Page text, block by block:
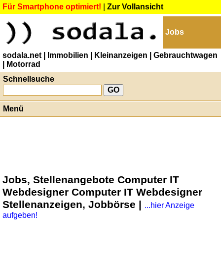
Für Smartphone optimiert! Zur Vollansicht
Jobs
sodala.net | Immobilien | Kleinanzeigen
| Gebrauchtwagen
| Motorrad
Schnellsuche
Menü
Jobs, Stellenangebote Computer IT
Webdesigner Computer IT Webdesigner
Stellenanzeigen, Jobbörse | ...hier Anzeige
aufgeben!